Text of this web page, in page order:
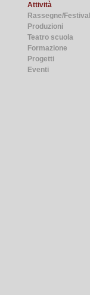
Attività
Rassegne/Festival
Produzioni
Teatro scuola
Formazione
Progetti
Eventi